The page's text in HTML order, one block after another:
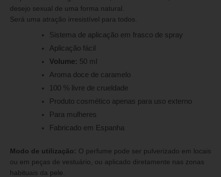
desejo sexual de uma forma natural.
Será uma atração irresistível para todos.
Sistema de aplicação em frasco de spray
Aplicação fácil
Volume: 50 ml
Aroma doce de caramelo
100 % livre de crueldade
Produto cosmético apenas para uso externo
Para mulheres
Fabricado em Espanha
Modo de utilização: O perfume pode ser pulverizado em locais
ou em peças de vestuário, ou aplicado diretamente nas zonas
habituais da pele.